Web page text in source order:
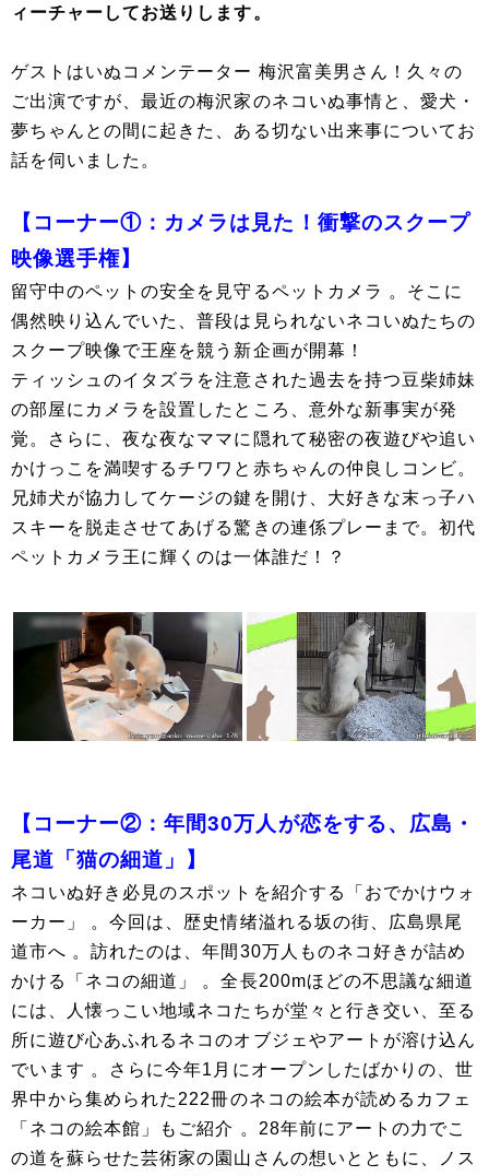
ィーチャーしてお送りします。
ゲストはいぬコメンテーター 梅沢富美男さん！久々の
ご出演ですが、最近の梅沢家のネコいぬ事情と、愛犬・
夢ちゃんとの間に起きた、ある切ない出来事についてお
話を伺いました。
【コーナー①：カメラは見た！衝撃のスクープ
映像選手権】
留守中のペットの安全を見守るペットカメラ 。そこに
偶然映り込んでいた、普段は見られないネコいぬたちの
スクープ映像で王座を競う新企画が開幕！
ティッシュのイタズラを注意された過去を持つ豆柴姉妹
の部屋にカメラを設置したところ、意外な新事実が発
覚。さらに、夜な夜なママに隠れて秘密の夜遊びや追い
かけっこを満喫するチワワと赤ちゃんの仲良しコンビ。
兄姉犬が協力してケージの鍵を開け、大好きな末っ子ハ
スキーを脱走させてあげる驚きの連係プレーまで。初代
ペットカメラ王に輝くのは一体誰だ！？
【コーナー②：年間30万人が恋をする、広島・
尾道「猫の細道」】
ネコいぬ好き必見のスポットを紹介する「おでかけウォ
ーカー」 。今回は、歴史情绪溢れる坂の街、広島県尾
道市へ 。訪れたのは、年間30万人ものネコ好きが詰め
かける「ネコの細道」 。全長200mほどの不思議な細道
には、人懐っこい地域ネコたちが堂々と行き交い、至る
所に遊び心あふれるネコのオブジェやアートが溶け込ん
でいます 。さらに今年1月にオープンしたばかりの、世
界中から集められた222冊のネコの絵本が読めるカフェ
「ネコの絵本館」もご紹介 。28年前にアートの力でこ
の道を蘇らせた芸術家の園山さんの想いとともに、ノス